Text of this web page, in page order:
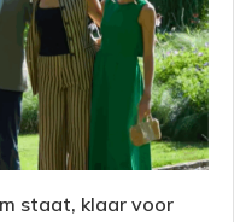
staat, klaar voor